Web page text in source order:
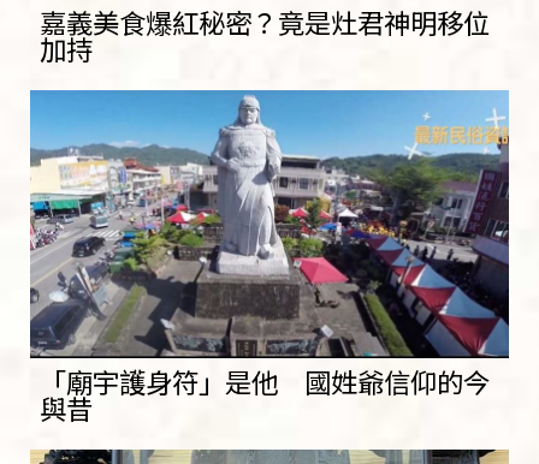
嘉義美食爆紅秘密？竟是灶君神明移位
加持
「廟宇護身符」是他 國姓爺信仰的今
與昔